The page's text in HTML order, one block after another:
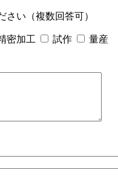
さい（複数回答可）
密加工 試作
量産